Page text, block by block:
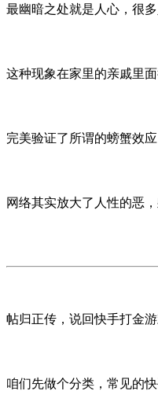
最幽暗之处就是人心，很
这种现象在家里的亲戚里
完美验证了所谓的螃蟹效
网络其实放大了人性的恶
帖归正传，说回快手打金游
咱们先做个分类，常见的